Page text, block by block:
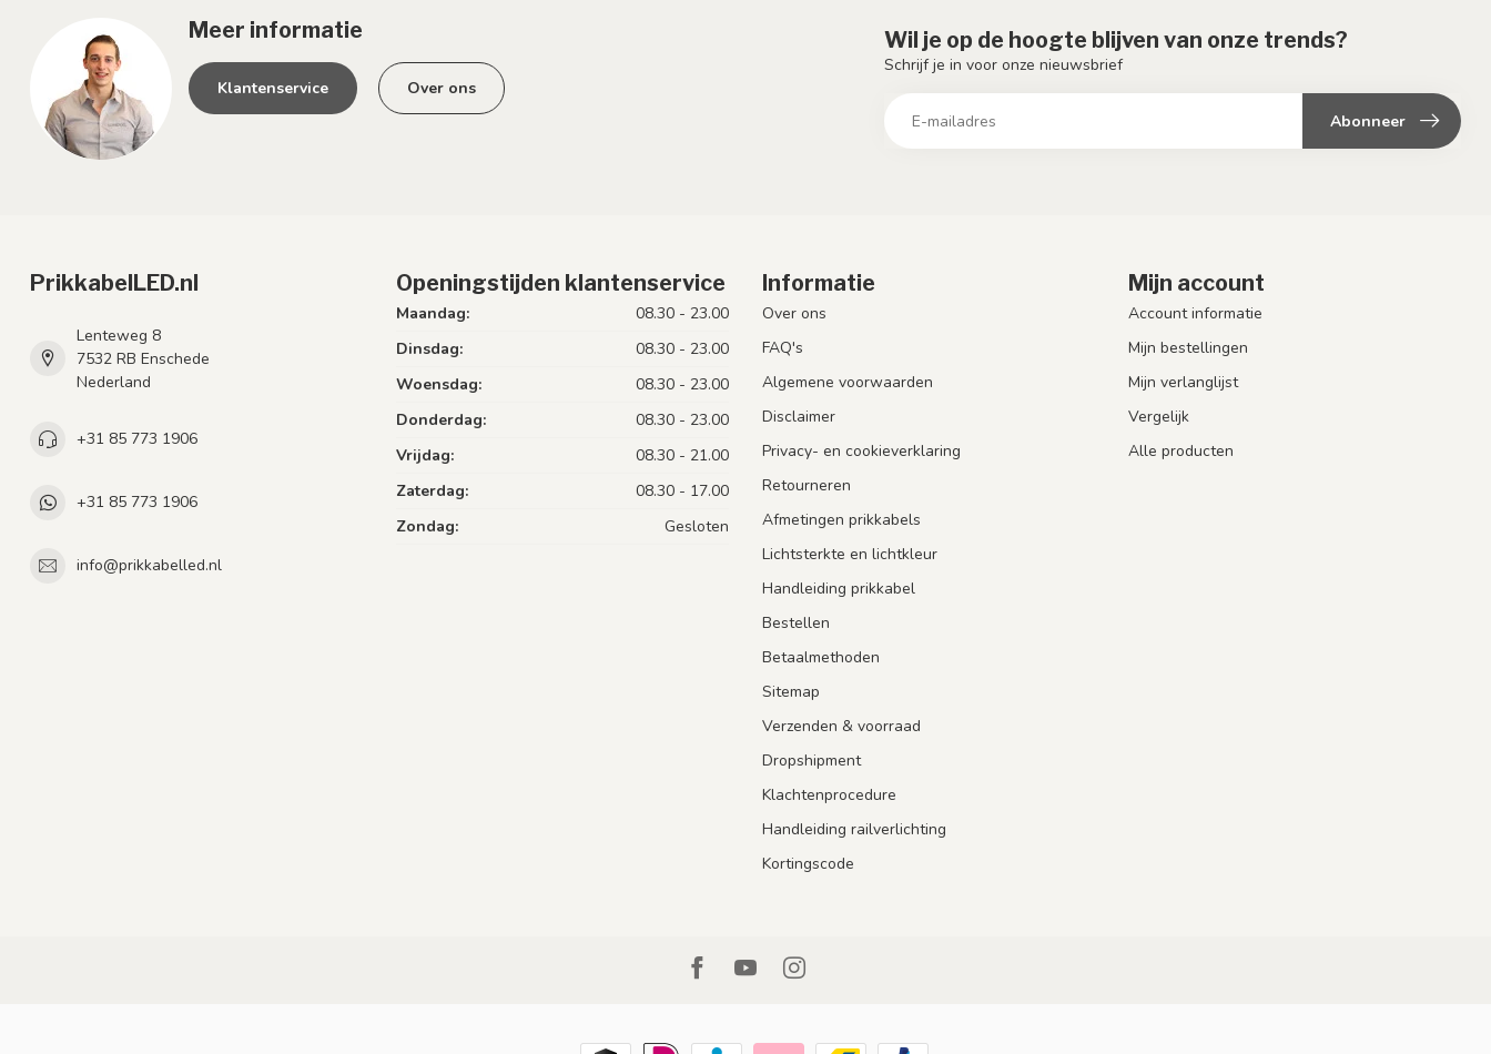
Meer informatie
Klantenservice Over ons
Wil je op de hoogte blijven van onze trends?
Schrijf je in voor onze nieuwsbrief
Abonneer
PrikkabelLED.nl
Lenteweg 8
7532 RB Enschede
Nederland
+31 85 773 1906
+31 85 773 1906
info@prikkabelled.nl
Openingstijden klantenservice
Maandag:
08.30 - 23.00
Dinsdag:
08.30 - 23.00
Woensdag:
08.30 - 23.00
Donderdag:
08.30 - 23.00
Vrijdag:
08.30 - 21.00
Zaterdag:
08.30 - 17.00
Zondag:
Gesloten
Informatie
Over ons
FAQ's
Algemene voorwaarden
Disclaimer
Privacy- en cookieverklaring
Retourneren
Afmetingen prikkabels
Lichtsterkte en lichtkleur
Handleiding prikkabel
Bestellen
Betaalmethoden
Sitemap
Verzenden & voorraad
Dropshipment
Klachtenprocedure
Handleiding railverlichting
Kortingscode
Mijn account
Account informatie
Mijn bestellingen
Mijn verlanglijst
Vergelijk
Alle producten